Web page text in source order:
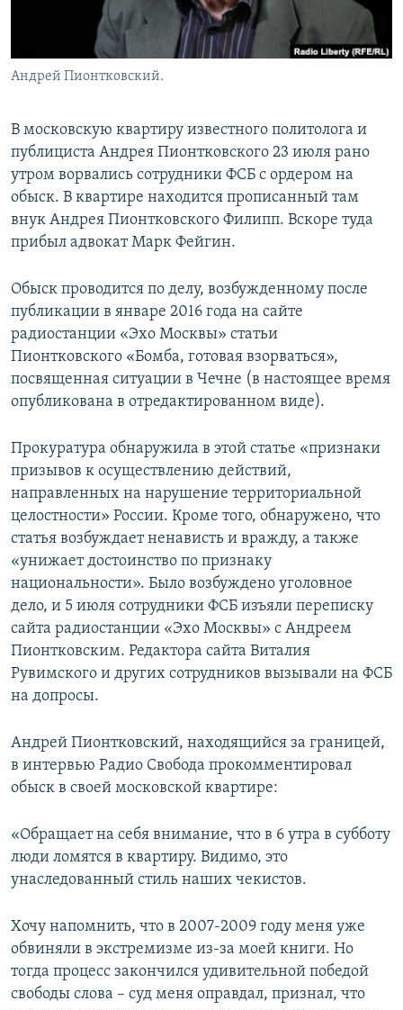
Андрей Пионтковский.
В московскую квартиру известного политолога и
публициста Андрея Пионтковского 23 июля рано
утром ворвались сотрудники ФСБ с ордером на
обыск. В квартире находится прописанный там
внук Андрея Пионтковского Филипп. Вскоре туда
прибыл адвокат Марк Фейгин.
Обыск проводится по делу, возбужденному после
публикации в январе 2016 года на сайте
радиостанции «Эхо Москвы» статьи
Пионтковского «Бомба, готовая взорваться»,
посвященная ситуации в Чечне (в настоящее время
опубликована в отредактированном виде).
Прокуратура обнаружила в этой статье «признаки
призывов к осуществлению действий,
направленных на нарушение территориальной
целостности» России. Кроме того, обнаружено, что
статья возбуждает ненависть и вражду, а также
«унижает достоинство по признаку
национальности». Было возбуждено уголовное
дело, и 5 июля сотрудники ФСБ изъяли переписку
сайта радиостанции «Эхо Москвы» с Андреем
Пионтковским. Редактора сайта Виталия
Рувимского и других сотрудников вызывали на ФСБ
на допросы.
Андрей Пионтковский, находящийся за границей,
в интервью Радио Свобода прокомментировал
обыск в своей московской квартире:
«Обращает на себя внимание, что в 6 утра в субботу
люди ломятся в квартиру. Видимо, это
унаследованный стиль наших чекистов.
Хочу напомнить, что в 2007-2009 году меня уже
обвиняли в экстремизме из-за моей книги. Но
тогда процесс закончился удивительной победой
свободы слова – суд меня оправдал, признал, что